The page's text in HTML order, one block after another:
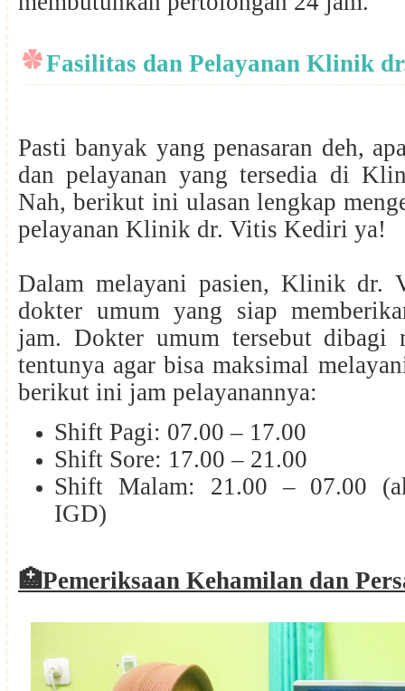
Fasilitas dan Pelayanan Klinik
Pasti banyak yang penasaran deh,
dan pelayanan yang tersedia di
Nah, berikut ini ulasan lengkap
pelayanan Klinik dr. Vitis Kediri ya!
Dalam melayani pasien, Klinik dr.
dokter umum yang siap
jam. Dokter umum tersebut dibagi
tentunya agar bisa maksimal
berikut ini jam pelayanannya:
Shift Pagi: 07.00 – 17.00
Shift Sore: 17.00 – 21.00
Shift Malam: 21.00 – 07.00
IGD)
🏥Pemeriksaan Kehamilan dan